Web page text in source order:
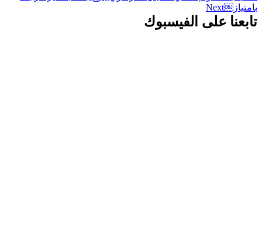
بامتياز￼Next
تابعنا على الفيسبوك